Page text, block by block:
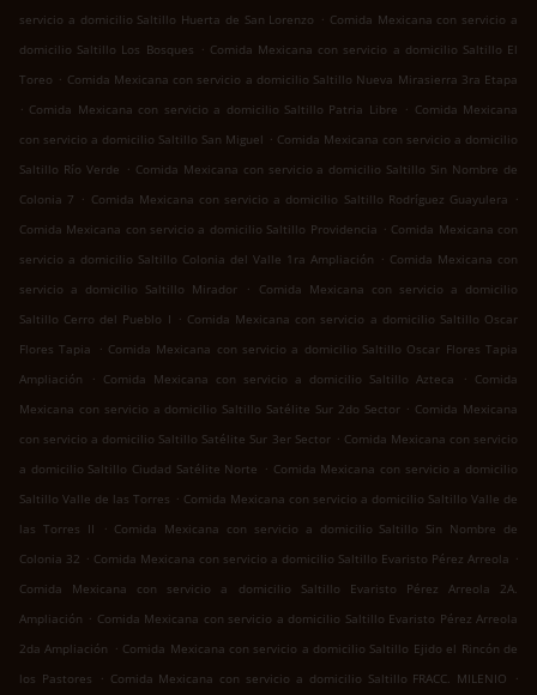
servicio a domicilio Saltillo Huerta de San Lorenzo . Comida Mexicana con servicio a
domicilio Saltillo Los Bosques . Comida Mexicana con servicio a domicilio Saltillo El
Toreo . Comida Mexicana con servicio a domicilio Saltillo Nueva Mirasierra 3ra Etapa
. Comida Mexicana con servicio a domicilio Saltillo Patria Libre . Comida Mexicana
con servicio a domicilio Saltillo San Miguel . Comida Mexicana con servicio a domicilio
Saltillo Río Verde . Comida Mexicana con servicio a domicilio Saltillo Sin Nombre de
Colonia 7 . Comida Mexicana con servicio a domicilio Saltillo Rodríguez Guayulera .
Comida Mexicana con servicio a domicilio Saltillo Providencia . Comida Mexicana con
servicio a domicilio Saltillo Colonia del Valle 1ra Ampliación . Comida Mexicana con
servicio a domicilio Saltillo Mirador
.
Comida Mexicana con servicio a domicilio
Saltillo Cerro del Pueblo I . Comida Mexicana con servicio a domicilio Saltillo Oscar
Flores Tapia
. Comida Mexicana con servicio a domicilio Saltillo Oscar Flores Tapia
Ampliación
. Comida Mexicana con servicio a domicilio Saltillo Azteca . Comida
Mexicana con servicio a domicilio Saltillo Satélite Sur 2do Sector . Comida Mexicana
con servicio a domicilio Saltillo Satélite Sur 3er Sector . Comida Mexicana con servicio
a domicilio Saltillo Ciudad Satélite Norte . Comida Mexicana con servicio a domicilio
Saltillo Valle de las Torres . Comida Mexicana con servicio a domicilio Saltillo Valle de
las Torres II
. Comida Mexicana con servicio a domicilio Saltillo Sin Nombre de
Colonia 32 . Comida Mexicana con servicio a domicilio Saltillo Evaristo Pérez Arreola .
Comida Mexicana con servicio a domicilio Saltillo Evaristo Pérez Arreola 2A.
Ampliación . Comida Mexicana con servicio a domicilio Saltillo Evaristo Pérez Arreola
2da Ampliación . Comida Mexicana con servicio a domicilio Saltillo Ejido el Rincón de
los Pastores
. Comida Mexicana con servicio a domicilio Saltillo FRACC. MILENIO
.